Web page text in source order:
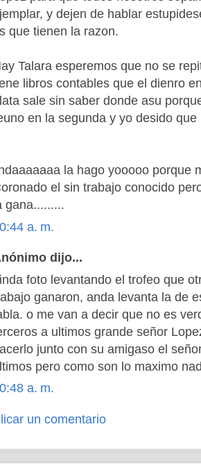
y dejen de hablar
que tienen la razon.
Talara esperemos que no se
libros contables que el dienro
sale sin saber donde asu
en la segunda y yo desido
la hago yooooo porque
el sin trabajo conocido
gana.........
a. m.
dijo...
foto levantando el trofeo que
ganaron, anda levanta la de
o me van a decir que no es
a ultimos grande señor
junto con su amigaso el
pero como son lo maximo
a. m.
un comentario